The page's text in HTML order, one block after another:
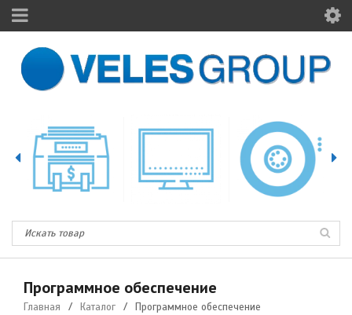
Программное обеспечение
Главная / Каталог / Программное обеспечение